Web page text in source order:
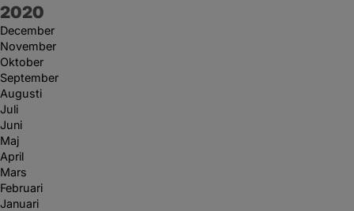
År:
2020
December
November
Oktober
September
Augusti
Juli
Juni
Maj
April
Mars
Februari
Januari